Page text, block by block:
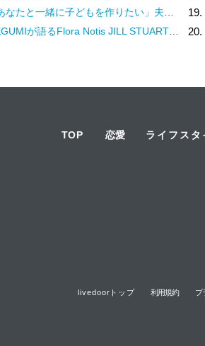
と一緒に子どもを作りたい」夫の実家でアルバムを見て抱いた気持ち／子どもが欲しいかわかりません（17）
が語るFlora Notis JILL STUARTの新たな香り♡幸福感を纏うフレグランス
19.
20.
TOP 恋愛 ライフスタ
livedoorトップ 利用規約 プ